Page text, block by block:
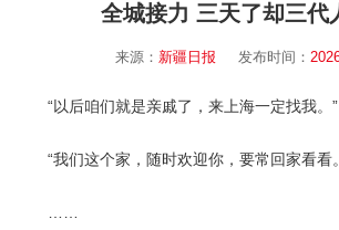
全城接力 三天了却三代
来源： 新疆日报 发布时间：
“以后咱们就是亲戚了，来上海一定找我。”
“我们这个家，随时欢迎你，要常回家看看